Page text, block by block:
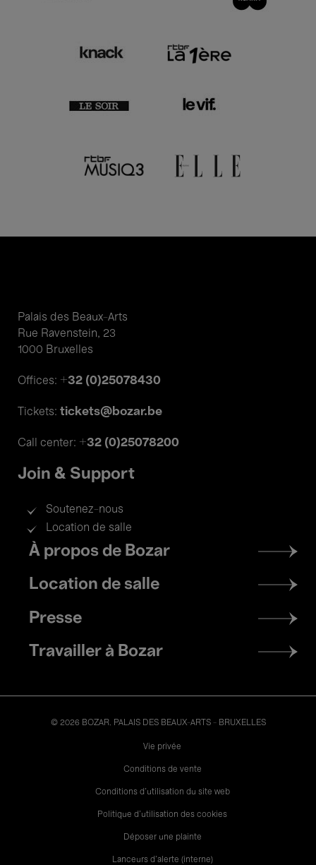
Palais des Beaux-Arts
Rue Ravenstein, 23
1000 Bruxelles
Offices: +32 (0)25078430
Tickets: tickets@bozar.be
Call center: +32 (0)25078200
Join & Support
Soutenez-nous
Location de salle
Footer
menu
À propos de Bozar
Location de salle
Presse
Travailler à Bozar
© 2026 BOZAR. PALAIS DES BEAUX-ARTS - BRUXELLES
Vie privée
Conditions de vente
Conditions d'utilisation du site web
Politique d'utilisation des cookies
Déposer une plainte
Lanceurs d’alerte (interne)